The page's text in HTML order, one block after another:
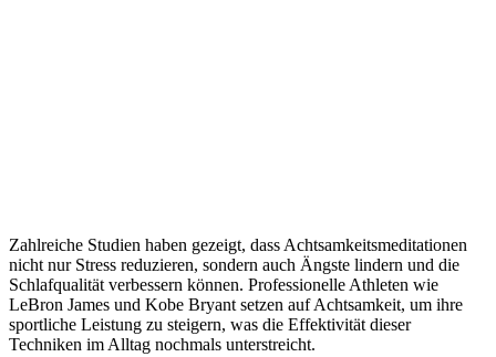
Zahlreiche Studien haben gezeigt, dass Achtsamkeitsmeditationen
nicht nur Stress reduzieren, sondern auch Ängste lindern und die
Schlafqualität verbessern können. Professionelle Athleten wie
LeBron James und Kobe Bryant setzen auf Achtsamkeit, um ihre
sportliche Leistung zu steigern, was die Effektivität dieser
Techniken im Alltag nochmals unterstreicht.